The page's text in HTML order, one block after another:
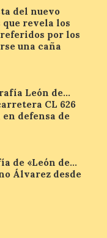
a
el
del nuevo
revela los
por los
una caña
León de…
CL 626
defensa de
de «León de…
Álvarez desde